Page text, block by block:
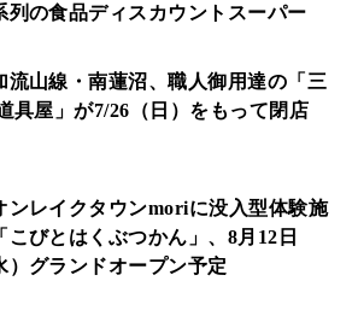
列の食品ディスカウントスーパー
流山線・南蓮沼、職人御用達の「三
具屋」が7/26（日）をもって閉店
ンレイクタウンmoriに没入型体験施
こびとはくぶつかん」、8月12日
）グランドオープン予定